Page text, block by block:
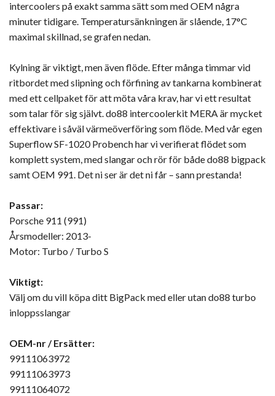
intercoolers på exakt samma sätt som med OEM några
minuter tidigare. Temperatursänkningen är slående, 17°C
maximal skillnad, se grafen nedan.
Kylning är viktigt, men även flöde. Efter många timmar vid
ritbordet med slipning och förfining av tankarna kombinerat
med ett cellpaket för att möta våra krav, har vi ett resultat
som talar för sig självt. do88 intercoolerkit MERA är mycket
effektivare i såväl värmeöverföring som flöde. Med vår egen
Superflow SF-1020 Probench har vi verifierat flödet som
komplett system, med slangar och rör för både do88 bigpack
samt OEM 991. Det ni ser är det ni får – sann prestanda!
Passar:
Porsche 911 (991)
Årsmodeller: 2013-
Motor: Turbo / Turbo S
Viktigt:
Välj om du vill köpa ditt BigPack med eller utan do88 turbo
inloppsslangar
OEM-nr / Ersätter:
99111063972
99111063973
99111064072